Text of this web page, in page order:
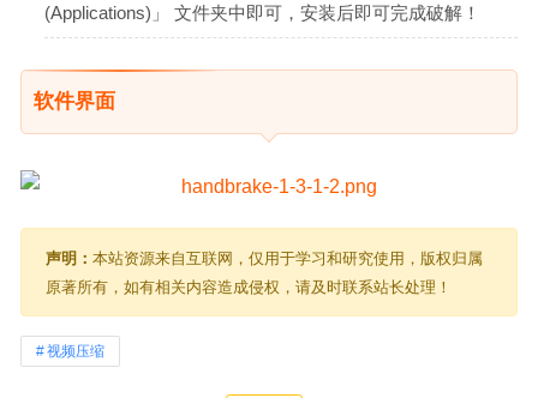
(Applications)」 文件夹中即可，安装后即可完成破解！
软件界面
声明： 本站资源来自互联网，仅用于学习和研究使用，版权归属
原著所有，如有相关内容造成侵权，请及时联系站长处理！
视频压缩